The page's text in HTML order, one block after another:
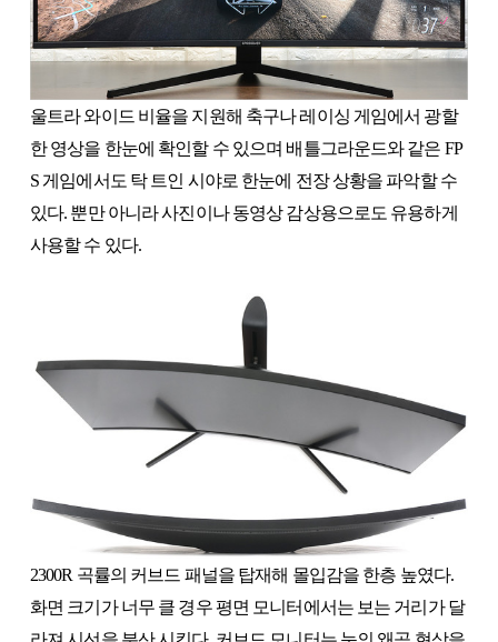
울트라 와이드 비율을 지원해 축구나 레이싱 게임에서 광할
한 영상을 한눈에 확인할 수 있으며 배틀그라운드와 같은 FP
S 게임에서도 탁 트인 시야로 한눈에 전장 상황을 파악할 수
있다. 뿐만 아니라 사진이나 동영상 감상용으로도 유용하게
사용할 수 있다.
2300R 곡률의 커브드 패널을 탑재해 몰입감을 한층 높였다.
화면 크기가 너무 클 경우 평면 모니터에서는 보는 거리가 달